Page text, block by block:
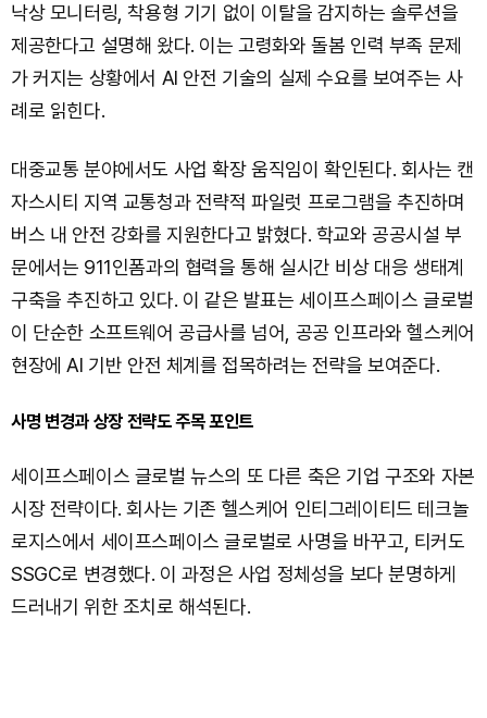
낙상 모니터링, 착용형 기기 없이 이탈을 감지하는 솔루션을
제공한다고 설명해 왔다. 이는 고령화와 돌봄 인력 부족 문제
가 커지는 상황에서 AI 안전 기술의 실제 수요를 보여주는 사
례로 읽힌다.
대중교통 분야에서도 사업 확장 움직임이 확인된다. 회사는 캔
자스시티 지역 교통청과 전략적 파일럿 프로그램을 추진하며
버스 내 안전 강화를 지원한다고 밝혔다. 학교와 공공시설 부
문에서는 911인폼과의 협력을 통해 실시간 비상 대응 생태계
구축을 추진하고 있다. 이 같은 발표는 세이프스페이스 글로벌
이 단순한 소프트웨어 공급사를 넘어, 공공 인프라와 헬스케어
현장에 AI 기반 안전 체계를 접목하려는 전략을 보여준다.
사명 변경과 상장 전략도 주목 포인트
세이프스페이스 글로벌 뉴스의 또 다른 축은 기업 구조와 자본
시장 전략이다. 회사는 기존 헬스케어 인티그레이티드 테크놀
로지스에서 세이프스페이스 글로벌로 사명을 바꾸고, 티커도
SSGC로 변경했다. 이 과정은 사업 정체성을 보다 분명하게
드러내기 위한 조치로 해석된다.